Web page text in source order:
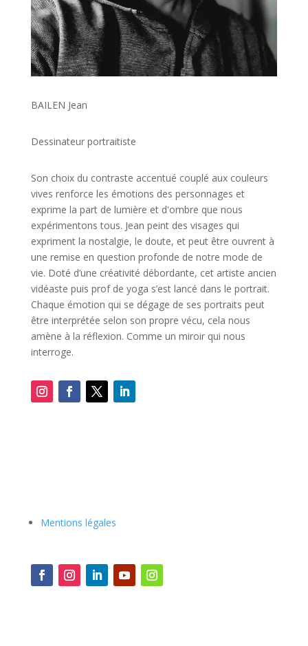
BAILEN Jean
Dessinateur portraitiste
Son choix du contraste accentué couplé aux couleurs
vives renforce les émotions des personnages et
exprime la part de lumière et d'ombre que nous
expérimentons tous. Jean peint des visages qui
expriment la nostalgie, le doute, et peut être ouvrent à
une remise en question profonde de notre mode de
vie. Doté d’une créativité débordante, cet artiste ancien
vidéaste puis prof de yoga s’est lancé dans le portrait.
Chaque émotion qui se dégage de ses portraits peut
être interprétée selon son propre vécu, cela nous
amène à la réflexion. Comme un miroir qui nous
interroge.
Mentions légales